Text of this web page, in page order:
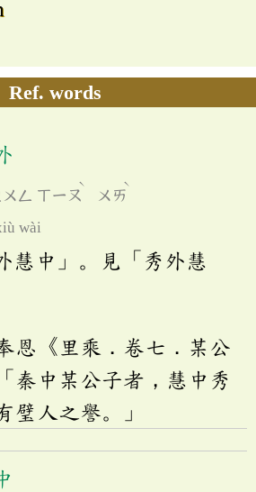
Ref. words
ㄨㄥ ㄒㄧㄡ
ˋ
ㄨㄞ
ˋ
wài
慧中」。見「秀外慧
恩《里乘．卷七．某公
秦中某公子者，慧中秀
璧人之譽。」